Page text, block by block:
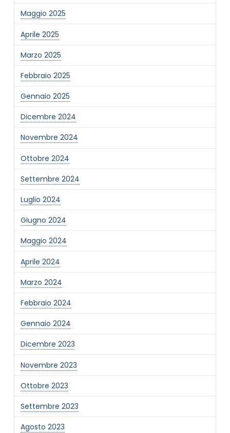
Maggio 2025
Aprile 2025
Marzo 2025
Febbraio 2025
Gennaio 2025
Dicembre 2024
Novembre 2024
Ottobre 2024
Settembre 2024
Luglio 2024
Giugno 2024
Maggio 2024
Aprile 2024
Marzo 2024
Febbraio 2024
Gennaio 2024
Dicembre 2023
Novembre 2023
Ottobre 2023
Settembre 2023
Agosto 2023
NOME STRUTTURA
MAIL REFERENTE
MOTIVO DEL CONTATTO
Informativa Privacy
Ho preso visione dell'informativa privacy
Privacy Policy completa
Newsletter
Desidero rimanere aggiornato sulle ultime
novità dell'Associazione tramite l'iscrizione alla
newsletter
Invia